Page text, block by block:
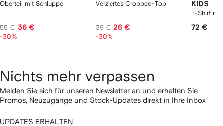
Oberteil mit Schluppe
55 € 36 €
-30%
Verziertes Cropped-Top
39 € 26 €
-30%
KIDS
T-Shirt
72 €
Nichts mehr verpassen
Melden Sie sich für unseren Newsletter an und erhalten Sie
Promos, Neuzugänge und Stock-Updates direkt in Ihre Inbox
UPDATES ERHALTEN